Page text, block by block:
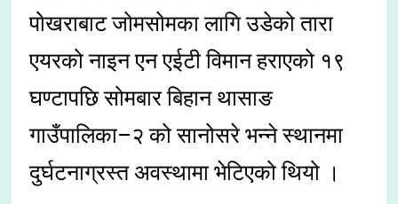
पोखराबाट जोमसोमका लागि उडेको तारा
एयरको नाइन एन एईटी विमान हराएको १९
घण्टापछि सोमबार बिहान थासाङ
गाउँपालिका–२ को सानोसरे भन्ने स्थानमा
दुर्घटनाग्रस्त अवस्थामा भेटिएको थियो ।